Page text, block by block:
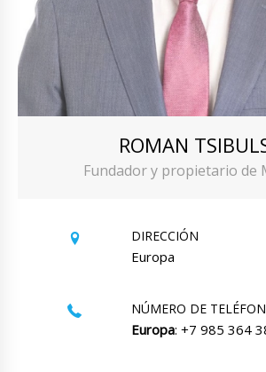
ROMAN
Fundador y propietario de
DIRECCIÓN
Europa
NÚMERO DE
Europa: +7 985 364